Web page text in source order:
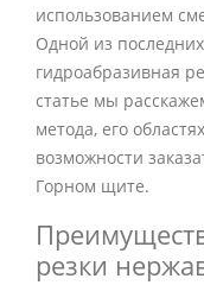
использованием
Одной из
гидроабразивная
статье мы
метода, его
возможности
Горном щите.
резки